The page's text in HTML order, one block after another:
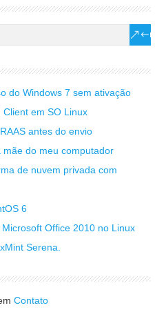
do Windows 7 sem ativação
Client em SO Linux
antes do envio
do meu computador
de nuvem privada com
6
Office 2010 no Linux
Serena.
Contato